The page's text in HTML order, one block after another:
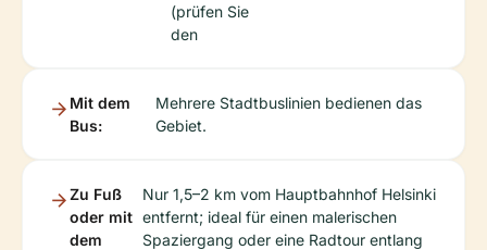
(prüfen Sie
den
Mit dem
Bus:
Mehrere Stadtbuslinien bedienen das
Gebiet.
Zu Fuß
oder mit
dem
Nur 1,5–2 km vom Hauptbahnhof Helsinki
entfernt; ideal für einen malerischen
Spaziergang oder eine Radtour entlang